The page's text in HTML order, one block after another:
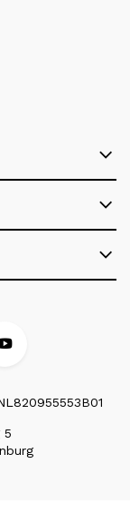
5